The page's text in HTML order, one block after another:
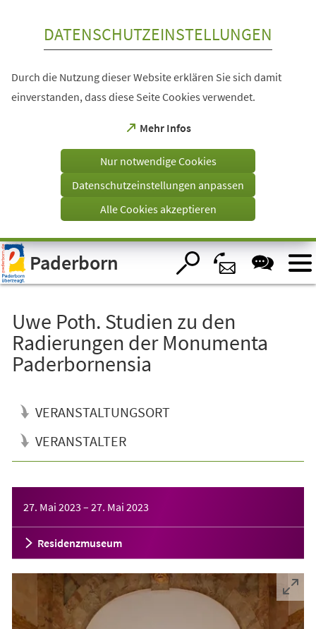
Visuelle
Assistenzsoftware
öffnen.
DATENSCHUTZEINSTELLUNGEN
Durch die Nutzung dieser Website erklären Sie sich damit
einverstanden, dass diese Seite Cookies verwendet.
Mehr Infos
(Öffnet
einem
Tab)
Nur notwendige Cookies
Datenschutzeinstellungen anpassen
Alle Cookies akzeptieren
Paderborn
Uwe Poth. Studien zu den
Radierungen der Monumenta
Paderbornensia
VERANSTALTUNGSORT
VERANSTALTER
27. Mai 2023 – 27. Mai 2023
Residenzmuseum